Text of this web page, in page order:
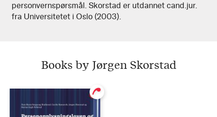
personvernspørsmål. Skorstad er utdannet cand.jur.
fra Universitetet i Oslo (2003).
Books by Jørgen Skorstad